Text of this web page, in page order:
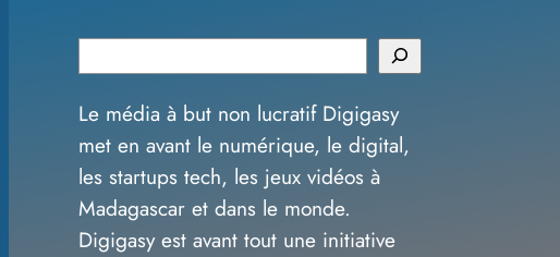
e
a
r
c
h
Le média à but non lucratif Digigasy
met en avant le numérique, le digital,
les startups tech, les jeux vidéos à
Madagascar et dans le monde.
Digigasy est avant tout une initiative